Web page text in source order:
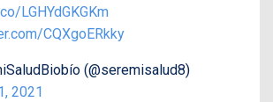
LGHYdGKGKm
CQXgoERkky
(@seremisalud8)
2021